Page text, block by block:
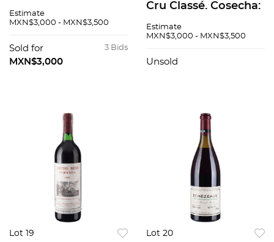
Domaine de Saint-
Jaboulet Aîné Côte-
Rôtie 2000. Pzas: 2
Estimate
MXN$3,000 - MXN$3,500
3 Bids
Sold for
MXN$3,000
Cru Classé. Cosecha:
Francia. Nivel: en el
94/100
Estimate
MXN$3,000 - MXN$3,500
Unsold
Lot 19 Lot 20